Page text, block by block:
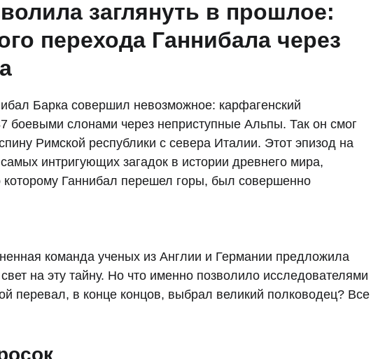
заглянуть в прошлое:
перехода Ганнибала через
Барка совершил невозможное: карфагенский
боевыми слонами через неприступные Альпы. Так он смог
Римской республики с севера Италии. Этот эпизод на
интригующих загадок в истории древнего мира,
которому Ганнибал перешел горы, был совершенно
команда ученых из Англии и Германии предложила
на эту тайну. Но что именно позволило исследователями
перевал, в конце концов, выбрал великий полководец? Все